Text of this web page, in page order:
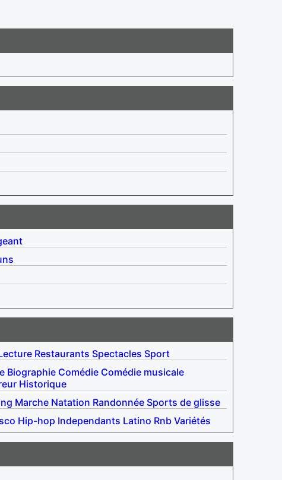
Restaurants Spectacles Sport
Biographie Comédie Comédie musicale
Historique
Marche Natation Randonnée Sports de glisse
Hip-hop Independants Latino Rnb Variétés